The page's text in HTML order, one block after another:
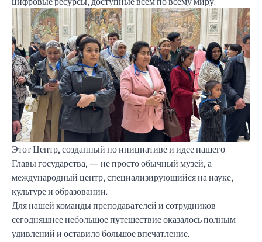
Этот Центр, созданный по инициативе и идее нашего
Главы государства, — не просто обычный музей, а
международный центр, специализирующийся на науке,
культуре и образовании.
Для нашей команды преподавателей и сотрудников
сегодняшнее небольшое путешествие оказалось полным
удивлений и оставило большое впечатление.
UBS professori "Yangi O‘zbekiston yosh olimlari"
qatoridan joy oldi!
Вышел новый номер нашей любимой газеты «UBS
Xabarnomasi»!
Анализ деятельности UBS и планы на перспективу
Преподаватели UBS повысили квалификацию в
Кыргызстане
Вперёд к победе, Узбекистан!
НАЗНАЧЕНИЕ
UBS в средствах массовой информации
UBS и выпускники университета удостоены наград
хокимията области
Хотите вывести изучение языка на новый уровень?
Inson kapitaliga yo‘naltirilgan investitsiya — Yangi
O‘zbekiston taraqqiyotining eng muhim tayanchi